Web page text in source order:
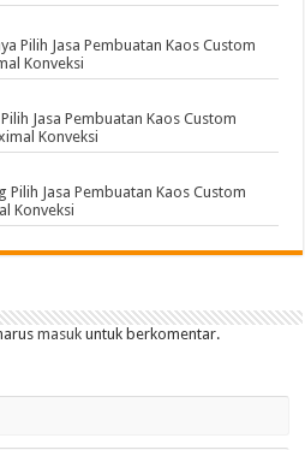
Pilih Jasa Pembuatan Kaos Custom
Konveksi
Jasa Pembuatan Kaos Custom
Konveksi
Pilih Jasa Pembuatan Kaos Custom
Konveksi
masuk untuk berkomentar.